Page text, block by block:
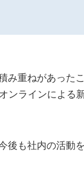
み重ねがあった
ンラインによる
後も社内の活動